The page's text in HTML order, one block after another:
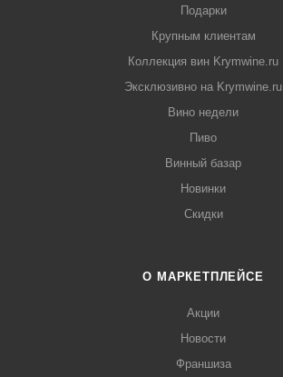
Подарки
Крупным клиентам
Коллекция вин Krymwine.ru
Эксклюзивно на Krymwine.ru
Вино недели
Пиво
Винный базар
Новинки
Скидки
О МАРКЕТПЛЕЙСЕ
Акции
Новости
Франшиза